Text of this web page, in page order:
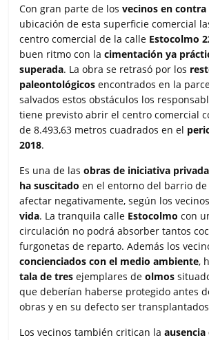
c
e
b
o
o
k
i
t
t
e
r
a
t
s
A
p
p
a
i
l
m
p
a
r
t
i
r
Con gran parte de losvecinos en contra
ubicación de esta superficie comercial
centro comercial de la calle Estocolmo
buen ritmo con lacimentación ya
superada. La obra se retrasó por los
paleontológicos encontrados en la
salvados estos obstáculos los
tiene previsto abrir el centro comercial
de 8.493,63 metros cuadrados en el
2018.
Es una de lasobras de iniciativa
ha suscitado en el entorno del barrio de
afectar negativamente, según los
vida. La tranquila calle Estocolmo con
circulación no podrá absorber tantos
furgonetas de reparto. Además los
concienciados con el medio ambiente,
tala de tresejemplares de olmos
que deberían haberse protegido antes
obras y en su defecto ser
Los vecinos también critican la